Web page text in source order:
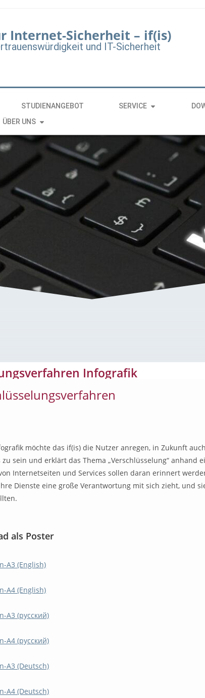
Internet-Sicherheit – if(is)
und IT-Sicherheit
STUDIENANGEBOT SERVICE
ÜBER UNS
Infografik
möchte das if(is) die Nutzer anregen, in Zukunft
zu sein und erklärt das Thema „Verschlüsselung“ anhand
Internetseiten und Services sollen daran erinnert
Dienste eine große Verantwortung mit sich zieht, und
als Poster
A3 (English)
A4 (English)
A3 (русский)
A4 (русский)
A3 (Deutsch)
A4 (Deutsch)